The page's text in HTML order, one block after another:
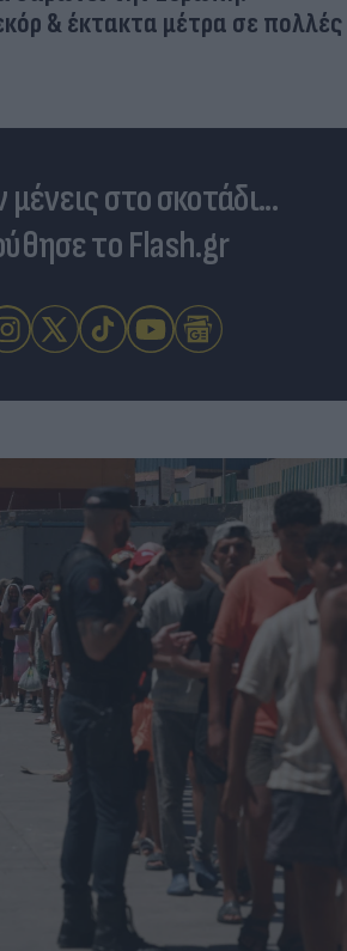
& έκτακτα μέτρα σε πολλές
μένεις στο σκοτάδι...
το Flash.gr